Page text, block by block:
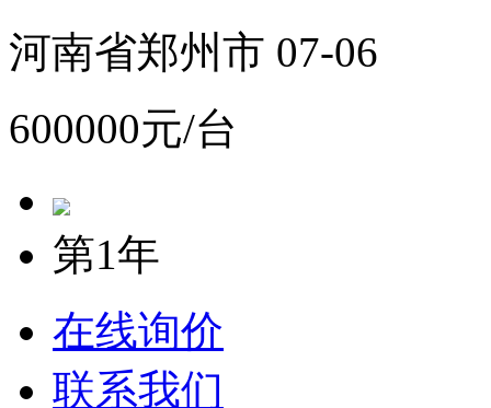
河南省郑州市 07-06
600000元/台
第1年
在线询价
联系我们